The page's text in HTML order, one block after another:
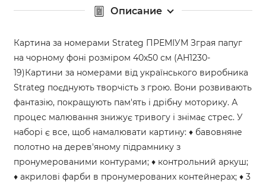
Описание
Картина за номерами Strateg ПРЕМІУМ Зграя папуг
на чорному фоні розміром 40х50 см (AH1230-
19)Картини за номерами від українського виробника
Strateg поєднують творчість з грою. Вони розвивають
фантазію, покращують пам'ять і дрібну моторику. А
процес малювання знижує тривогу і знімає стрес. У
наборі є все, щоб намалювати картину: ♦ бавовняне
полотно на дерев'яному підрамнику з
пронумерованими контурами; ♦ контрольний аркуш;
♦ акрилові фарби в пронумерованих контейнерах; ♦ 3